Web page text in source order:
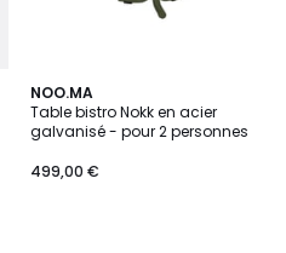
NOO.MA
Table bistro Nokk en acier
galvanisé - pour 2 personnes
499,00 €
2
Couleurs